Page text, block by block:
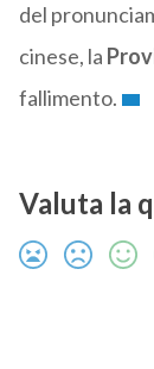
del
cinese, la
fallimento.
Valuta la